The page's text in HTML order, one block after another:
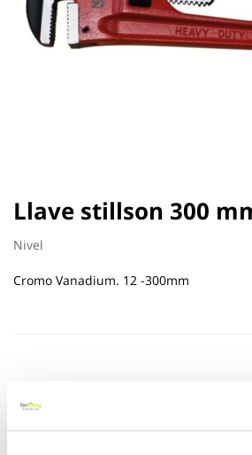
Llave stillson 300
Nivel
Cromo Vanadium. 12 -300mm
Saltar
al
comienzo
de
la
galería